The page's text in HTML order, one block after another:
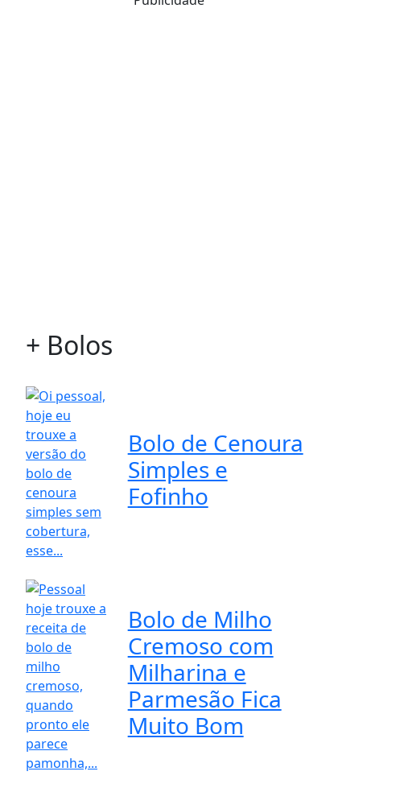
+ Bolos
Bolo de Cenoura
Simples e
Fofinho
Bolo de Milho
Cremoso com
Milharina e
Parmesão Fica
Muito Bom